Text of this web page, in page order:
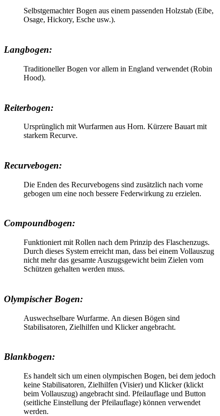
Selbstgemachter Bogen aus einem passenden Holzstab (Eibe,
Osage, Hickory, Esche usw.).
Langbogen:
Traditioneller Bogen vor allem in England verwendet (Robin
Hood).
Reiterbogen:
Ursprünglich mit Wurfarmen aus Horn. Kürzere Bauart mit
starkem Recurve.
Recurvebogen:
Die Enden des Recurvebogens sind zusätzlich nach vorne
gebogen um eine noch bessere Federwirkung zu erzielen.
Compoundbogen:
Funktioniert mit Rollen nach dem Prinzip des Flaschenzugs.
Durch dieses System erreicht man, dass bei einem Vollauszug
nicht mehr das gesamte Auszugsgewicht beim Zielen vom
Schützen gehalten werden muss.
Olympischer Bogen:
Auswechselbare Wurfarme. An diesen Bögen sind
Stabilisatoren, Zielhilfen und Klicker angebracht.
Blankbogen:
Es handelt sich um einen olympischen Bogen, bei dem jedoch
keine Stabilisatoren, Zielhilfen (Visier) und Klicker (klickt
beim Vollauszug) angebracht sind. Pfeilauflage und Button
(seitliche Einstellung der Pfeilauflage) können verwendet
werden.